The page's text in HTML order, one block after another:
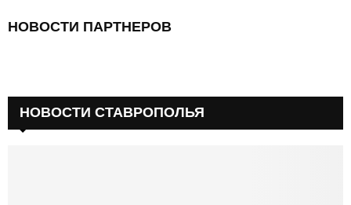
НОВОСТИ ПАРТНЕРОВ
НОВОСТИ СТАВРОПОЛЬЯ